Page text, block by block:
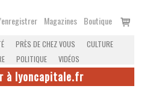
Magazines Boutique
Voir
PRÈS DE CHEZ VOUS
CULTURE
POLITIQUE VIDÉOS
à lyoncapitale.fr